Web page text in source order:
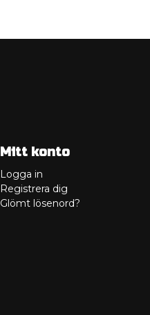
Mitt konto
Logga in
Registrera dig
Glömt lösenord?